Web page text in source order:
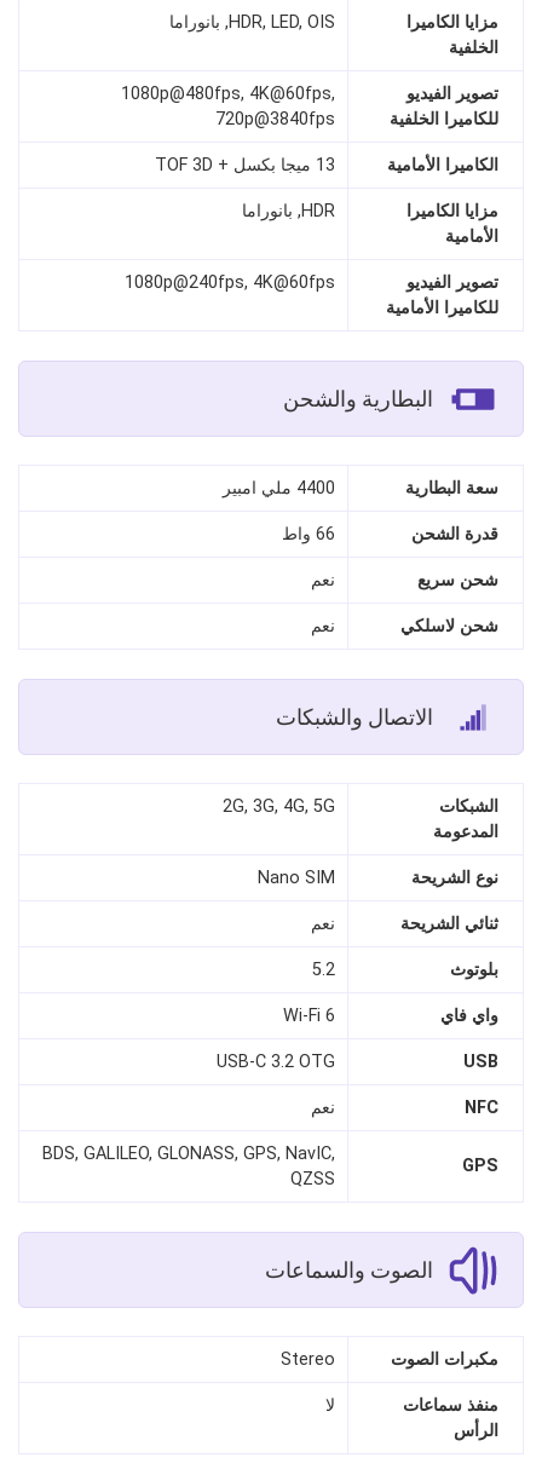
مزايا الكاميرا
الخلفية
HDR, LED, OIS, بانوراما
تصوير الفيديو
للكاميرا الخلفية
1080p@480fps, 4K@60fps,
720p@3840fps
الكاميرا الأمامية 13 ميجا بكسل + TOF 3D
مزايا الكاميرا
الأمامية
HDR, بانوراما
تصوير الفيديو
للكاميرا الأمامية
1080p@240fps, 4K@60fps
البطارية والشحن
سعة البطارية 4400 ملي امبير
قدرة الشحن 66 واط
شحن سريع نعم
شحن لاسلكي نعم
الاتصال والشبكات
الشبكات
المدعومة
2G, 3G, 4G, 5G
نوع الشريحة Nano SIM
ثنائي الشريحة نعم
بلوتوث 5.2
واي فاي Wi‑Fi 6
USB
USB-C 3.2 OTG
NFC نعم
GPS
BDS, GALILEO, GLONASS, GPS, NavIC,
QZSS
الصوت والسماعات
مكبرات الصوت Stereo
منفذ سماعات
الرأس
لا